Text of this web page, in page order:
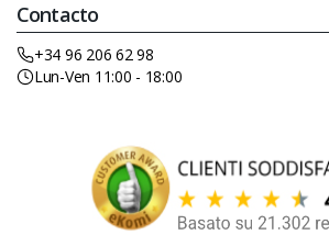
Contacto
+34 96 206 62 98
Lun-Ven 11:00 - 18:00